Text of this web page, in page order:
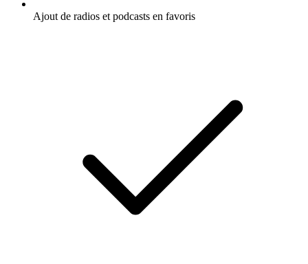
Ajout de radios et podcasts en favoris